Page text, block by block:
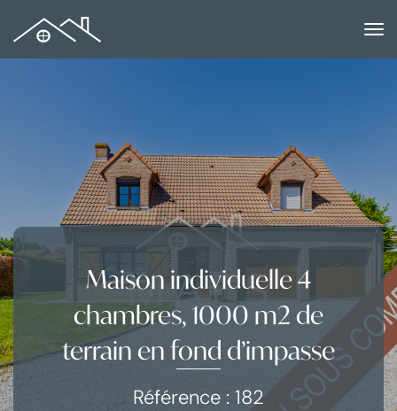
Maison individuelle 4
chambres, 1000 m2 de
terrain en fond d’impasse
Référence : 182